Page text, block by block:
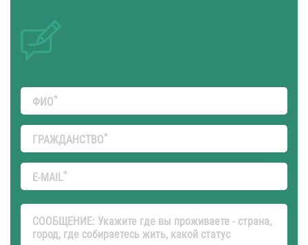
ФИО*
ГРАЖДАНСТВО*
E-MAIL*
СООБЩЕНИЕ: Укажите где вы проживаете - страна,
город, где собираетесь жить, какой статус